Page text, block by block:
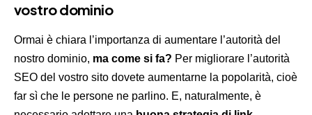
vostro dominio
Ormai è chiara l’importanza di aumentare l’autorità del
nostro dominio, ma come si fa? Per migliorare l’autorità
SEO del vostro sito dovete aumentarne la popolarità, cioè
far sì che le persone ne parlino. E, naturalmente, è